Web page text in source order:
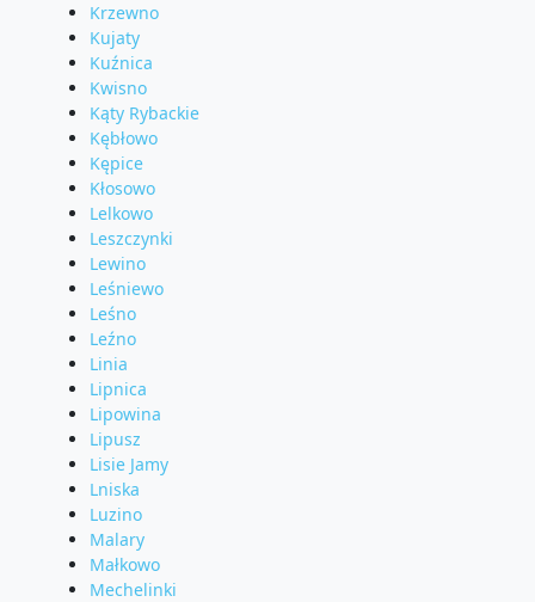
Krzewno
Kujaty
Kuźnica
Kwisno
Kąty Rybackie
Kębłowo
Kępice
Kłosowo
Lelkowo
Leszczynki
Lewino
Leśniewo
Leśno
Leźno
Linia
Lipnica
Lipowina
Lipusz
Lisie Jamy
Lniska
Luzino
Malary
Małkowo
Mechelinki